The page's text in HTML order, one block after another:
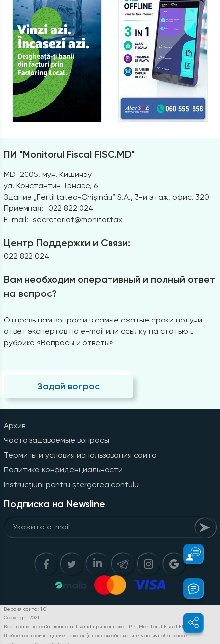
ПИ "Monitorul Fiscal FISC.MD"
MD-2005, мун. Кишинэу
ул. Константин Тэнасе, 6
Здание „Fertilitatea-Chișinău” S.A., 3-й этаж, офис. 320
Приемная:
022 822 024
E-mail: secretariat@monitor.tax
Центр Поддержки и Связи:
022 822 024
Вам необходим оперативный и полный ответ
на вопрос?
Отправь нам вопрос и в самые сжатые сроки получи
ответ экспертов на e-mail или ссылку на статью в
рубрике «Вопросы и ответы»
Задай вопрос
Архив
Часто задаваемые вопросы
Термины и условия использования сайта
Политика конфиденциальности
Instrucțiuni pentru ștergerea contului
Подписка на Newsline
Версия сайта: 1.0
Copyright 2021
Все права на сайт monitorul.fisc.md принадлежат P.P. „Monitorul Fiscal FISC.MD”.
Любое воспроизведение текстов (в полном объеме или частично), а также